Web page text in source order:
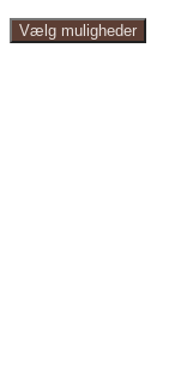
Vælg muligheder